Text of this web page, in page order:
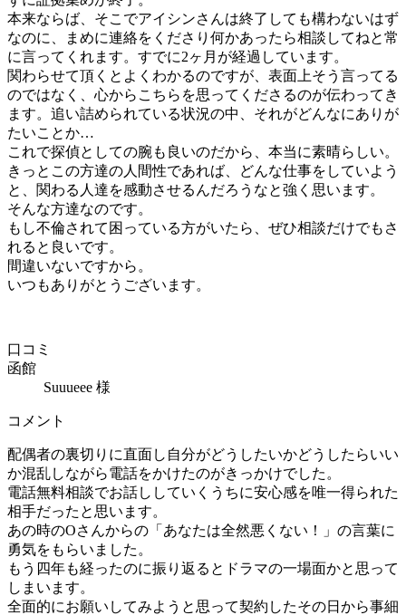
本来ならば、そこでアイシンさんは終了しても構わないはず
なのに、まめに連絡をくださり何かあったら相談してねと常
に言ってくれます。すでに2ヶ月が経過しています。
関わらせて頂くとよくわかるのですが、表面上そう言ってる
のではなく、心からこちらを思ってくださるのが伝わってき
ます。追い詰められている状況の中、それがどんなにありが
たいことか…
これで探偵としての腕も良いのだから、本当に素晴らしい。
きっとこの方達の人間性であれば、どんな仕事をしていよう
と、関わる人達を感動させるんだろうなと強く思います。
そんな方達なのです。
もし不倫されて困っている方がいたら、ぜひ相談だけでもさ
れると良いです。
間違いないですから。
いつもありがとうございます。
口コミ
函館
Suuueee 様
コメント
配偶者の裏切りに直面し自分がどうしたいかどうしたらいい
か混乱しながら電話をかけたのがきっかけでした。
電話無料相談でお話ししていくうちに安心感を唯一得られた
相手だったと思います。
あの時のOさんからの「あなたは全然悪くない！」の言葉に
勇気をもらいました。
もう四年も経ったのに振り返るとドラマの一場面かと思って
しまいます。
全面的にお願いしてみようと思って契約したその日から事細